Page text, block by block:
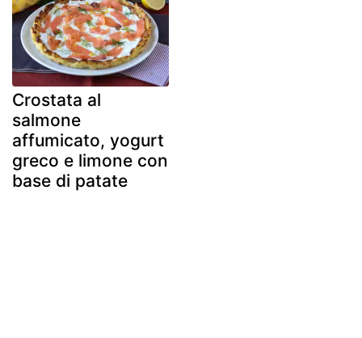
Crostata al
salmone
affumicato, yogurt
greco e limone con
base di patate